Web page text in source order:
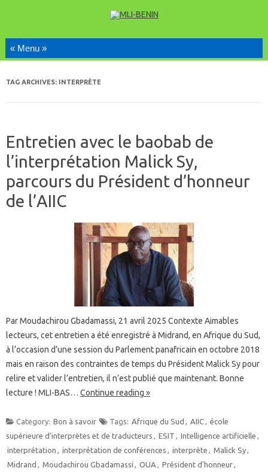
Skip to content
TAG ARCHIVES: INTERPRÈTE
Entretien avec le baobab de
l’interprétation Malick Sy,
parcours du Président d’honneur
de l’AIIC
Par Moudachirou Gbadamassi, 21 avril 2025 Contexte Aimables
lecteurs, cet entretien a été enregistré à Midrand, en Afrique du Sud,
à l’occasion d’une session du Parlement panafricain en octobre 2018
mais en raison des contraintes de temps du Président Malick Sy pour
relire et valider l’entretien, il n’est publié que maintenant. Bonne
lecture ! MLI-BAS… Continue reading »
Category: Bon à savoir Tags: Afrique du Sud , AIIC, école
supérieure d'interprètes et de traducteurs , ESIT , Intelligence artificielle ,
interprétation , interprétation de conférences , interprète , Malick Sy,
Midrand , Moudachirou Gbadamassi , OUA , Président d'honneur,